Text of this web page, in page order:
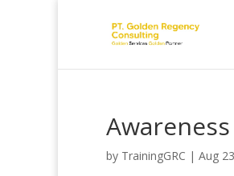
by TrainingGRC | Aug